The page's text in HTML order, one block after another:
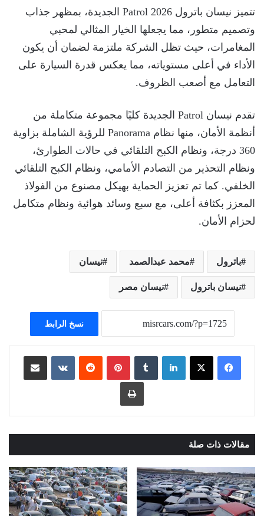
تتميز نيسان باترول Patrol 2026 الجديدة، بمظهر جذاب
وتصميم متطور، مما يجعلها الخيار المثالي لمحبي
المغامرات، حيث تظل الشركة ملتزمة لضمان أن يكون
الأداء في أعلى مستوياته، مما يعكس قدرة السيارة على
التعامل مع أصعب الظروف.
تقدم نيسان Patrol الجديدة كليًا مجموعة متكاملة من
أنظمة الأمان، منها نظام Panorama للرؤية الشاملة بزاوية
360 درجة، ونظام الكبح التلقائي في حالات الطوارئ،
ونظام التحذير من التصادم الأمامي، ونظام الكبح التلقائي
الخلفي. كما تم تعزيز الحماية بهيكل مصنوع من الفولاذ
المعزز بكثافة أعلى، مع سبع وسائد هوائية ونظام متكامل
لحزام الأمان.
باترول محمد عبدالصمد نيسان
نيسان باترول نيسان مصر
نسخ الرابط
لينكدإن ‏Tumblr بينتيريست
‏Reddit
‏VKontakte مشاركة عبر البريد
طباعة
مقالات ذات صلة